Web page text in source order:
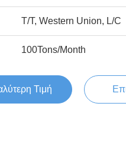
T/T, Western Union, L/C
100Tons/Month
Τιμή